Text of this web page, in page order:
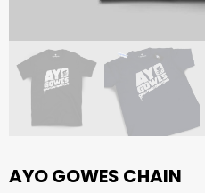
AYO GOWES CHAIN